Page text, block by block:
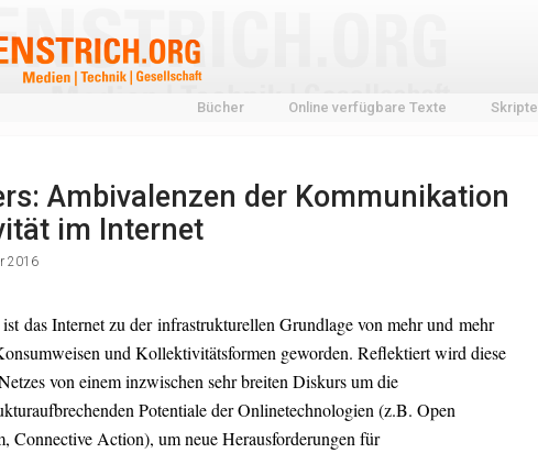
Skripte
Online verfügbare Texte
Bücher
Ambivalenzen der Kommunikation
im Internet
2016
das Internet zu der infrastrukturellen Grundlage von mehr und mehr
und Kollektivitätsformen geworden. Reflektiert wird diese
von einem inzwischen sehr breiten Diskurs um die
Potentiale der Onlinetechnologien (z.B. Open
Connective Action), um neue Herausforderungen für